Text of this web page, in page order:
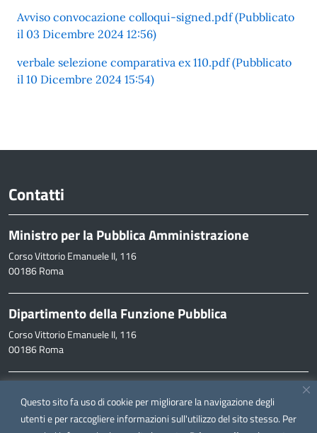
Questo sito fa uso di cookie per migliorare la navigazione degli
utenti e per raccogliere informazioni sull'utilizzo del sito stesso. Per
Avviso convocazione colloqui-signed.pdf (Pubblicato
il 03 Dicembre 2024 12:56)
verbale selezione comparativa ex 110.pdf (Pubblicato
il 10 Dicembre 2024 15:54)
Contatti
Ministro per la Pubblica Amministrazione
Corso Vittorio Emanuele II, 116
00186 Roma
Dipartimento della Funzione Pubblica
Corso Vittorio Emanuele II, 116
00186 Roma
inpa@funzionepubblica.it